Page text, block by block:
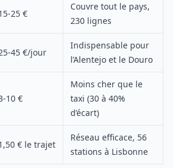
25 €
Couvre tout le pays,
230 lignes
45 €/jour
Indispensable pour
l’Alentejo et le Douro
10 €
Moins cher que le
taxi (30 à 40%
d’écart)
€ le trajet
Réseau efficace, 56
stations à Lisbonne